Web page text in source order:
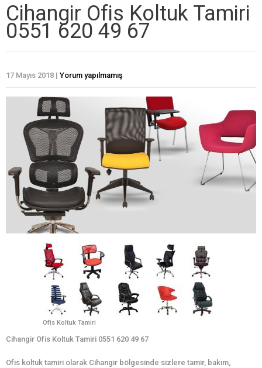
Cihangir Ofis Koltuk Tamiri
0551 620 49 67
17 Mayıs 2018 | Yorum yapılmamış
Ofis Koltuk Tamiri
Cihangir Ofis Koltuk Tamiri 0551 620 49 67
Ofis koltuk tamiri olarak Cihangir bölgesinde sizlere tamir, bakım,